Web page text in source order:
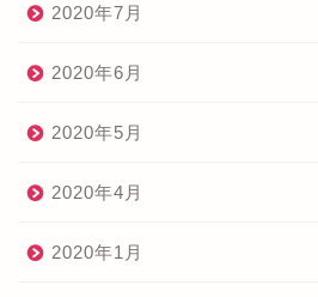
2020年7月
2020年6月
2020年5月
2020年4月
2020年1月